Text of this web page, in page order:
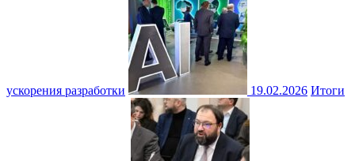
ускорения разработки 19.02.2026 Итоги